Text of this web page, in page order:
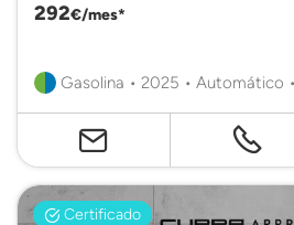
292€/mes*
Gasolina • 2025 • Automático •
Certificado